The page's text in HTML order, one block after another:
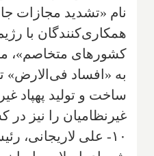
نام «تشدید مجازات
همکاری‌کنندگان با
کشورهای متخاصم»،
به «افساد فی‌الارض»
ساخت و تولید پهپاد
غیرنظامیان را نیز
۱۰- علی لاریجانی،